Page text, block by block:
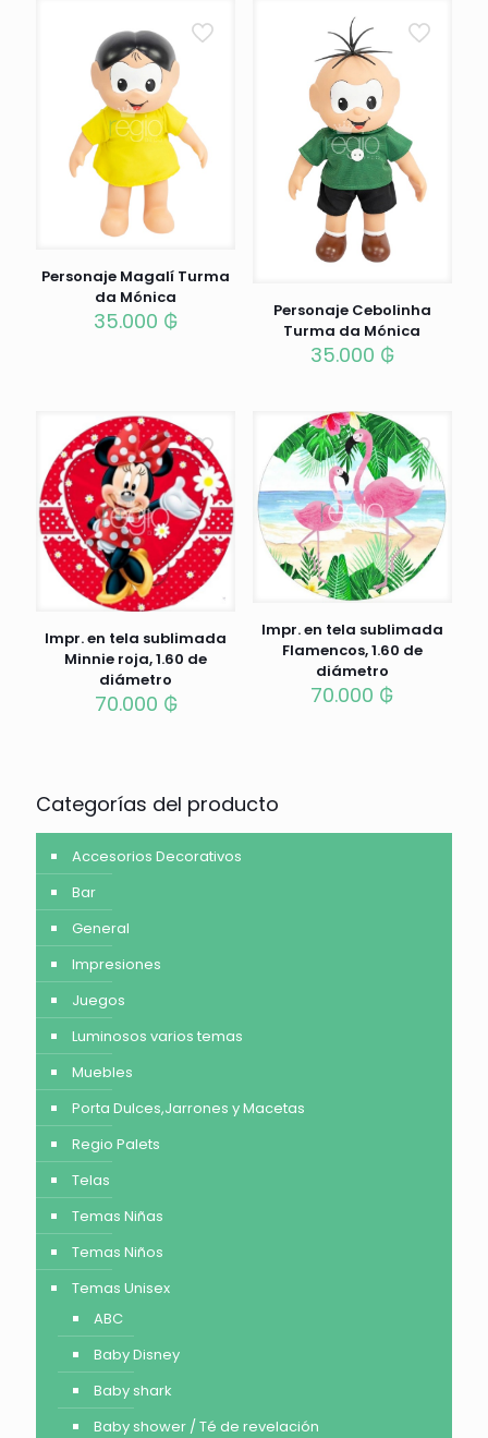
Personaje Magalí Turma
da Mónica
35.000 ₲
Personaje Cebolinha
Turma da Mónica
35.000 ₲
Impr. en tela sublimada
Minnie roja, 1.60 de
diámetro
70.000 ₲
Impr. en tela sublimada
Flamencos, 1.60 de
diámetro
70.000 ₲
Categorías del producto
Accesorios Decorativos
Bar
General
Impresiones
Juegos
Luminosos varios temas
Muebles
Porta Dulces,Jarrones y Macetas
Regio Palets
Telas
Temas Niñas
Temas Niños
Temas Unisex
ABC
Baby Disney
Baby shark
Baby shower / Té de revelación